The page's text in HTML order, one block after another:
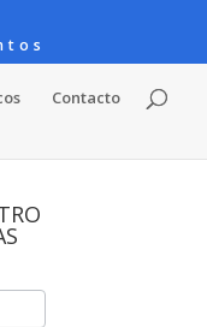
Contacto